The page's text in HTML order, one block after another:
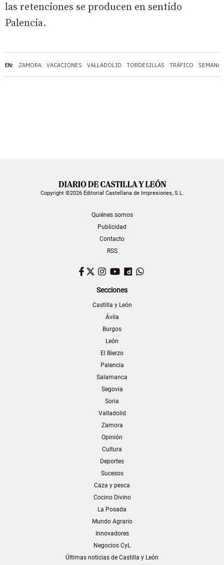
EN: ZAMORA VACACIONES VALLADOLID TORDESILLAS TRÁFICO SEMANA
las retenciones se producen en sentido
Palencia.
Copyright ©2026 Editorial Castellana de Impresiones, S.L.
Quiénes somos
Publicidad
Contacto
RSS
Facebook
TwitterInstagram
YouTubeDailymotion
Secciones
Castilla y León
Ávila
Burgos
León
El Bierzo
Palencia
Salamanca
Segovia
Soria
Valladolid
Zamora
Opinión
Cultura
Deportes
Sucesos
Caza y pesca
Cocino Divino
La Posada
Mundo Agrario
Innovadores
Negocios CyL
Últimas noticias de Castilla y León